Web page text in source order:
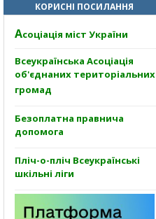
КОРИСНІ ПОСИЛАННЯ
Асоціація міст України
Всеукраїнська Асоціація
об'єднаних територіальних
громад
Безоплатна правнича
допомога
Пліч-о-пліч Всеукраїнські
шкільні ліги